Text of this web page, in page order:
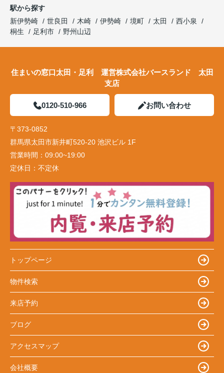
駅から探す
新伊勢崎
世良田 木崎 伊勢崎 境町 太田
西小泉
桐生
足利市 野州山辺
住まいの窓口太田・足利 運営株式会社バースランド 太田
支店
0120-510-966 お問い合わせ
〒373-0852
群馬県太田市新井町520-20 池沢ビル 1F
営業時間： 09:00~19:00
定休日： 不定休
トップページ
物件検索
来店予約
ブログ
アクセスマップ
会社概要